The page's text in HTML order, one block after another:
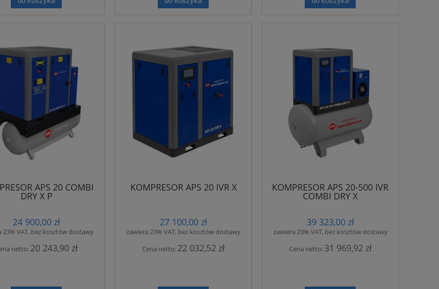
17 800,00 zł
15 680,00 zł
do koszyka
bar 500L osuszacz + mikrofiltry
28 290,00 zł
27 100,00 zł
do koszyka
21 200,00 zł
APS 20 COMBI
DRY X P
24 900,00 zł
23% VAT, bez kosztów dostawy
netto: 20 243,90 zł
KOMPRESOR APS 20 IVR X
27 100,00 zł
zawiera 23% VAT, bez kosztów dostawy
Cena netto: 22 032,52 zł
KOMPRESOR APS 20-500 IVR
COMBI DRY X
39 323,00 zł
zawiera 23% VAT, bez kosztów dostawy
Cena netto: 31 969,92 zł